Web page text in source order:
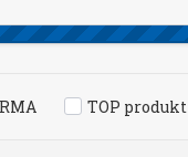
TOP produkt